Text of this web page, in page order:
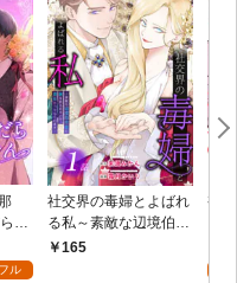
許
ル
社交界の毒婦とよばれ
る私～素敵な辺境伯令
息に腕を折られたの
165
視